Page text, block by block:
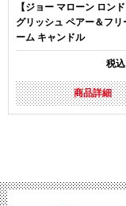
【ジョー マローン ロン
グリッシュ ペアー＆フリ
ーム キャンドル
税込
商品詳細